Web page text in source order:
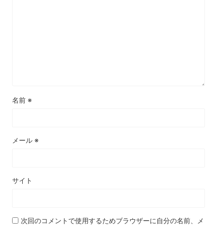
名前 ※
メール ※
サイト
次回のコメントで使用するためブラウザーに自分の名前、メ